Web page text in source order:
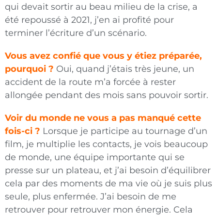
qui devait sortir au beau milieu de la crise, a
été repoussé à 2021, j’en ai profité pour
terminer l’écriture d’un scénario.
Vous avez confié que vous y étiez préparée,
pourquoi ? Oui, quand j’étais très jeune, un
accident de la route m’a forcée à rester
allongée pendant des mois sans pouvoir sortir.
Voir du monde ne vous a pas manqué cette
fois-ci ? Lorsque je participe au tournage d’un
film, je multiplie les contacts, je vois beaucoup
de monde, une équipe importante qui se
presse sur un plateau, et j’ai besoin d’équilibrer
cela par des moments de ma vie où je suis plus
seule, plus enfermée. J’ai besoin de me
retrouver pour retrouver mon énergie. Cela